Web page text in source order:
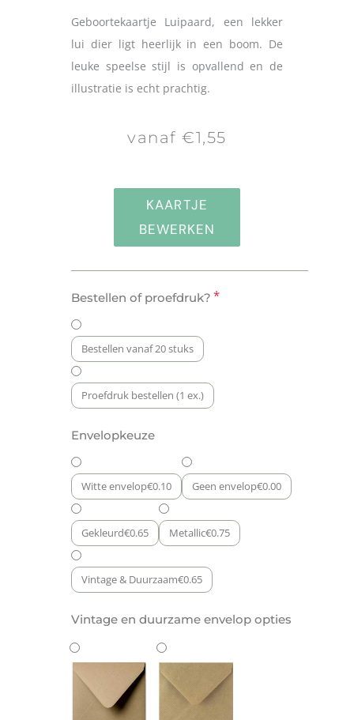
Geboortekaartje Luipaard, een lekker
lui dier ligt heerlijk in een boom. De
leuke speelse stijl is opvallend en de
illustratie is echt prachtig.
vanaf €1,55
KAARTJE
BEWERKEN
Bestellen of proefdruk? *
Bestellen vanaf 20 stuks
Proefdruk bestellen (1 ex.)
Envelopkeuze
Witte envelop€0.10 Geen envelop€0.00
Gekleurd€0.65 Metallic€0.75
Vintage & Duurzaam€0.65
Vintage en duurzame envelop opties
Luipaard
aantal